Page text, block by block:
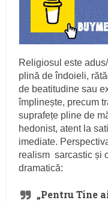
Religiosul este
plină de îndoieli,
de beatitudine sau
împlinește, precum
suprafețe pline de
hedonist, atent la
imediate.
realism sarcastic și
dramatică:
„Pentru Tine